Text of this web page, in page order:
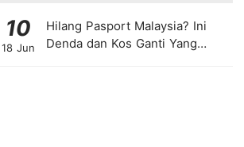
10
18 Jun
Hilang Pasport Malaysia? Ini
Denda dan Kos Ganti Yang